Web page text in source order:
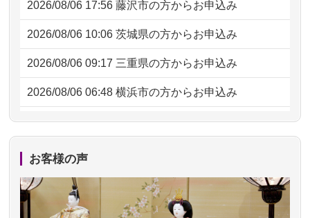
2026/08/06 17:56 藤沢市の方からお申込み
2026/08/06 10:06 茨城県の方からお申込み
2026/08/06 09:17 三重県の方からお申込み
2026/08/06 06:48 横浜市の方からお申込み
2026/08/05 15:07 東京都の方からお申込み
2026/08/05 11:33
2026/08/04 17:34 西亀有の方からお申込み
2026/08/04 15:40 千葉県の方からお申込み
お客様の声